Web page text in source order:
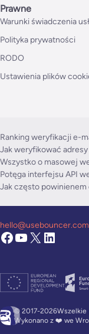
Prawne
Warunki świadczenia
Polityka prywatności
RODO
Ustawienia plików
Ranking weryfikacji e-
Jak weryfikować
Wszystko o masowej
Potęga interfejsu API
Jak często
© 2017-2026Wszelkie
Wykonano z ❤️ we
hello@usebouncer.com